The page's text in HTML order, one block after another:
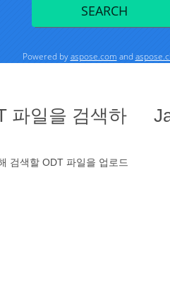
파일을 검색하
검색할 ODT 파일을 업로드